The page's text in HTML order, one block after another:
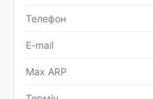
Телефон
E-mail
Max ARP